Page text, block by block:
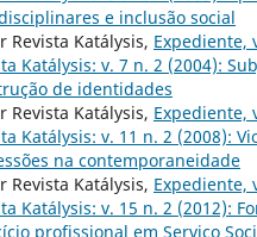
e inclusão social
Revista Katálysis, Expediente,
Katálysis: v. 7 n. 2 (2004):
de identidades
Revista Katálysis, Expediente,
Katálysis: v. 11 n. 2 (2008):
na contemporaneidade
Revista Katálysis, Expediente,
Katálysis: v. 15 n. 2 (2012):
profissional em Serviço